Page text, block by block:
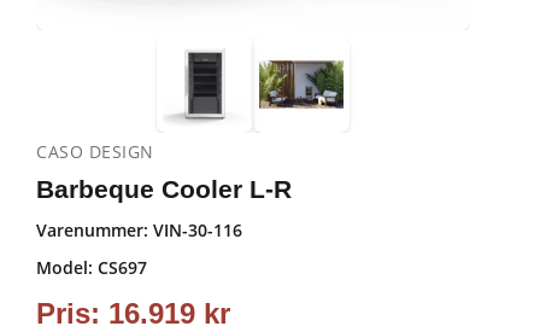
CASO DESIGN
Barbeque Cooler L-R
Varenummer: VIN-30-116
Model: CS697
Pris: 16.919 kr